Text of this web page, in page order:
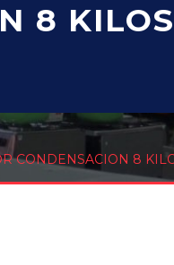
8
CONDENSACION 8